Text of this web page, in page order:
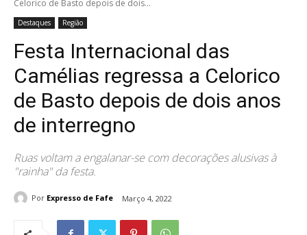
Celorico de Basto depois de dois...
Destaques Região
Festa Internacional das
Camélias regressa a Celorico
de Basto depois de dois anos
de interregno
Ruas voltam a engalanar-se com decorações alusivas à
"rainha" da festa.
Por Expresso de Fafe Março 4, 2022